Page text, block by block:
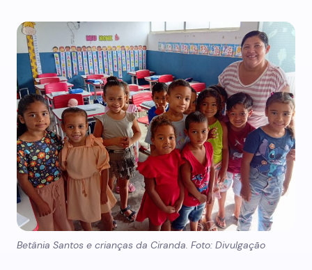
Betânia Santos e crianças da Ciranda. Foto: Divulgação